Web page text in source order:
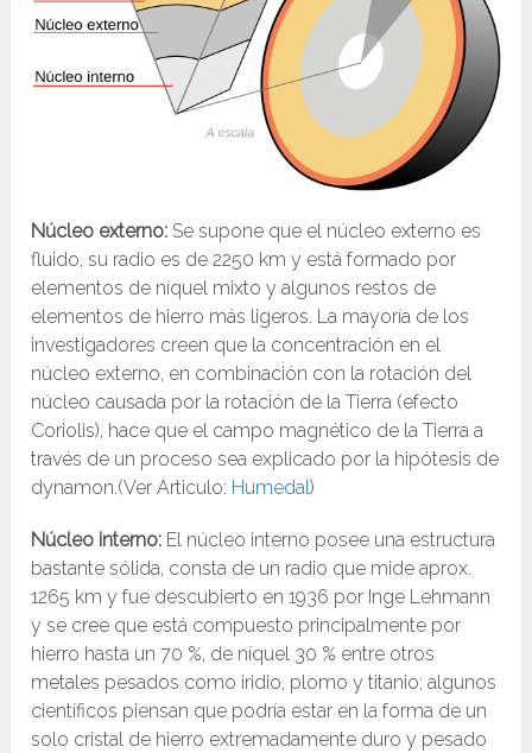
Núcleo externo: Se supone que el núcleo externo es
fluido, su radio es de 2250 km y está formado por
elementos de níquel mixto y algunos restos de
elementos de hierro más ligeros. La mayoría de los
investigadores creen que la concentración en el
núcleo externo, en combinación con la rotación del
núcleo causada por la rotación de la Tierra (efecto
Coriolis), hace que el campo magnético de la Tierra a
través de un proceso sea explicado por la hipótesis de
dynamon.(Ver Articulo: Humedal)
Núcleo interno: El núcleo interno posee una estructura
bastante sólida, consta de un radio que mide aprox.
1265 km y fue descubierto en 1936 por Inge Lehmann
y se cree que está compuesto principalmente por
hierro hasta un 70 %, de níquel 30 % entre otros
metales pesados como iridio, plomo y titanio; algunos
científicos piensan que podría estar en la forma de un
solo cristal de hierro extremadamente duro y pesado